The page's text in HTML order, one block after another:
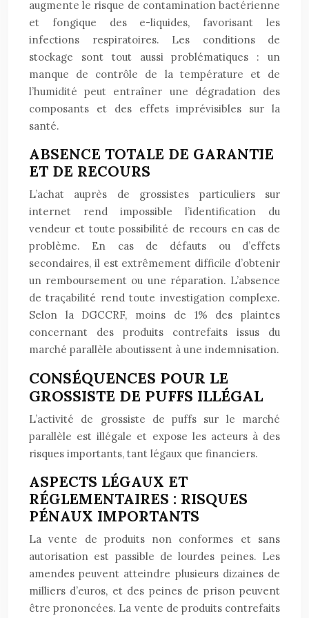
augmente le risque de contamination bactérienne
et fongique des e-liquides, favorisant les
infections respiratoires. Les conditions de
stockage sont tout aussi problématiques : un
manque de contrôle de la température et de
l’humidité peut entraîner une dégradation des
composants et des effets imprévisibles sur la
santé.
ABSENCE TOTALE DE GARANTIE
ET DE RECOURS
L’achat auprès de grossistes particuliers sur
internet rend impossible l’identification du
vendeur et toute possibilité de recours en cas de
problème. En cas de défauts ou d’effets
secondaires, il est extrêmement difficile d’obtenir
un remboursement ou une réparation. L’absence
de traçabilité rend toute investigation complexe.
Selon la DGCCRF, moins de 1% des plaintes
concernant des produits contrefaits issus du
marché parallèle aboutissent à une indemnisation.
CONSÉQUENCES POUR LE
GROSSISTE DE PUFFS ILLÉGAL
L’activité de grossiste de puffs sur le marché
parallèle est illégale et expose les acteurs à des
risques importants, tant légaux que financiers.
ASPECTS LÉGAUX ET
RÉGLEMENTAIRES : RISQUES
PÉNAUX IMPORTANTS
La vente de produits non conformes et sans
autorisation est passible de lourdes peines. Les
amendes peuvent atteindre plusieurs dizaines de
milliers d’euros, et des peines de prison peuvent
être prononcées. La vente de produits contrefaits